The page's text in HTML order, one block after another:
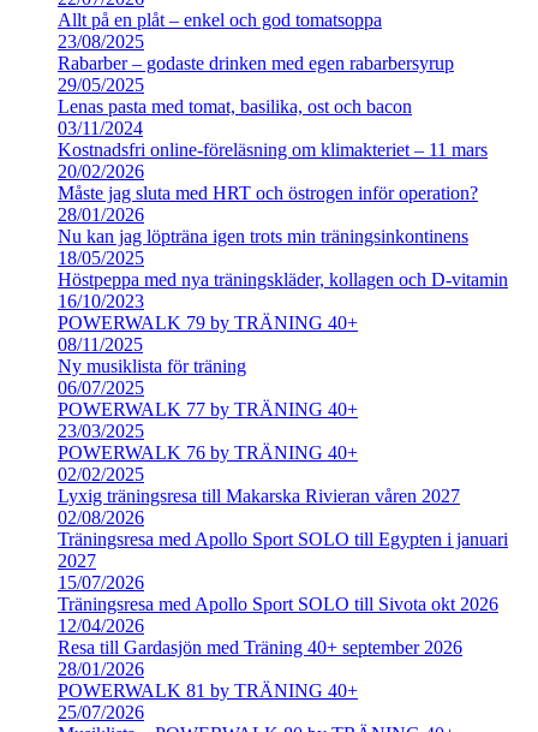
Allt på en plåt – enkel och god tomatsoppa
23/08/2025
Rabarber – godaste drinken med egen rabarbersyrup
29/05/2025
Lenas pasta med tomat, basilika, ost och bacon
03/11/2024
Kostnadsfri online-föreläsning om klimakteriet – 11 mars
20/02/2026
Måste jag sluta med HRT och östrogen inför operation?
28/01/2026
Nu kan jag löpträna igen trots min träningsinkontinens
18/05/2025
Höstpeppa med nya träningskläder, kollagen och D-vitamin
16/10/2023
POWERWALK 79 by TRÄNING 40+
08/11/2025
Ny musiklista för träning
06/07/2025
POWERWALK 77 by TRÄNING 40+
23/03/2025
POWERWALK 76 by TRÄNING 40+
02/02/2025
Lyxig träningsresa till Makarska Rivieran våren 2027
02/08/2026
Träningsresa med Apollo Sport SOLO till Egypten i januari
2027
15/07/2026
Träningsresa med Apollo Sport SOLO till Sivota okt 2026
12/04/2026
Resa till Gardasjön med Träning 40+ september 2026
28/01/2026
POWERWALK 81 by TRÄNING 40+
25/07/2026